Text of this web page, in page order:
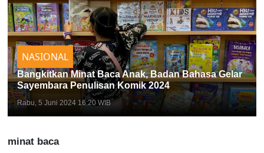
NASIONAL
Bangkitkan Minat Baca Anak, Badan Bahasa Gelar
Sayembara Penulisan Komik 2024
Rabu, 5 Juni 2024 16:20 WIB
minat baca